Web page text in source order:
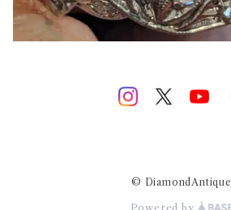
© DiamondAntique